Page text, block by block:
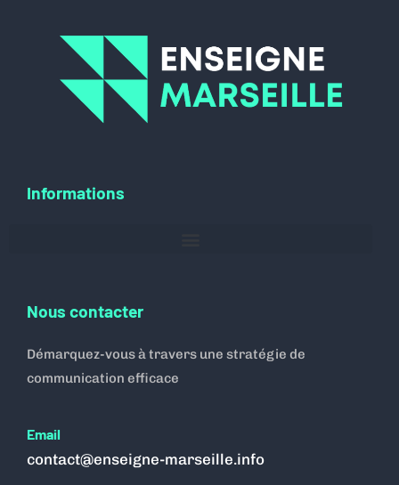
Informations
Nous contacter
Démarquez-vous à travers une stratégie de
communication efficace
Email
contact@enseigne-marseille.info